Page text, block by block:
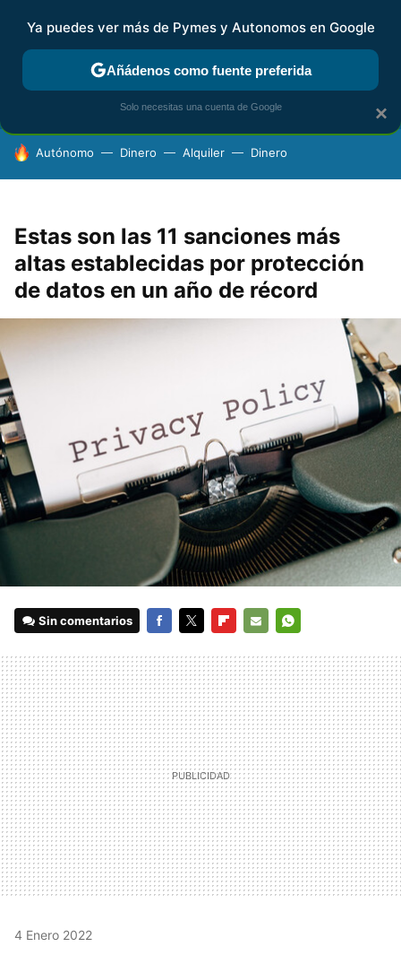
FISCALIDAD Y CONTABILIDAD KIT DIGITAL RENTA
HOY SE HABLA DE
Autónomo Dinero Alquiler Dinero
Estas son las 11 sanciones más
altas establecidas por protección
de datos en un año de récord
Sin comentarios
MAIL
4 Enero 2022
×
Ya puedes ver más de Pymes y Autonomos en Google
Añádenos como fuente preferida
Solo necesitas una cuenta de Google